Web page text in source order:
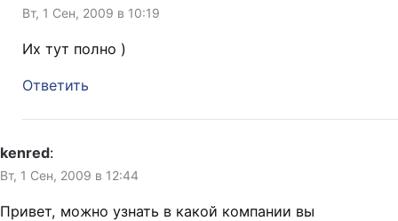
Вт, 1 Сен, 2009 в 10:19
Их тут полно )
Ответить
kenred:
Вт, 1 Сен, 2009 в 12:44
Привет, можно узнать в какой компании вы